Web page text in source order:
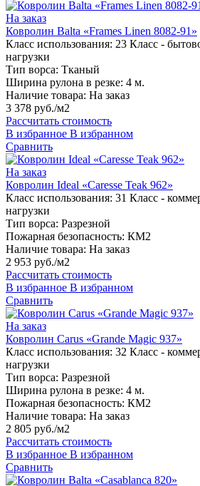
На заказ
Ковролин Balta «Frames Linen 8082-91»
Класс использования: 23 Класс -
нагрузки
Тип ворса: Тканый
Ширина рулона в резке: 4 м.
Наличие товара: На заказ
3 378 руб./м2
Рассчитать стоимость
В избранное В избранном
Сравнить
На заказ
Ковролин Ideal «Caresse Teak 962»
Класс использования: 31 Класс -
нагрузки
Тип ворса: Разрезной
Пожарная безопасность: КМ2
Наличие товара: На заказ
2 953 руб./м2
Рассчитать стоимость
В избранное В избранном
Сравнить
На заказ
Ковролин Carus «Grande Magic 937»
Класс использования: 32 Класс -
нагрузки
Тип ворса: Разрезной
Ширина рулона в резке: 4 м.
Пожарная безопасность: КМ2
Наличие товара: На заказ
2 805 руб./м2
Рассчитать стоимость
В избранное В избранном
Сравнить